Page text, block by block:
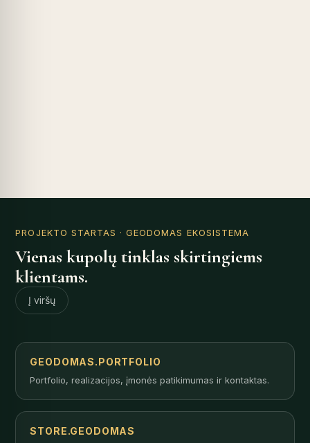
PROJEKTO STARTAS · GEODOMAS EKOSISTEMA
Vienas kupolų tinklas skirtingiems
klientams.
Į viršų
GEODOMAS.PORTFOLIO
Portfolio, realizacijos, įmonės patikimumas ir kontaktas.
STORE.GEODOMAS